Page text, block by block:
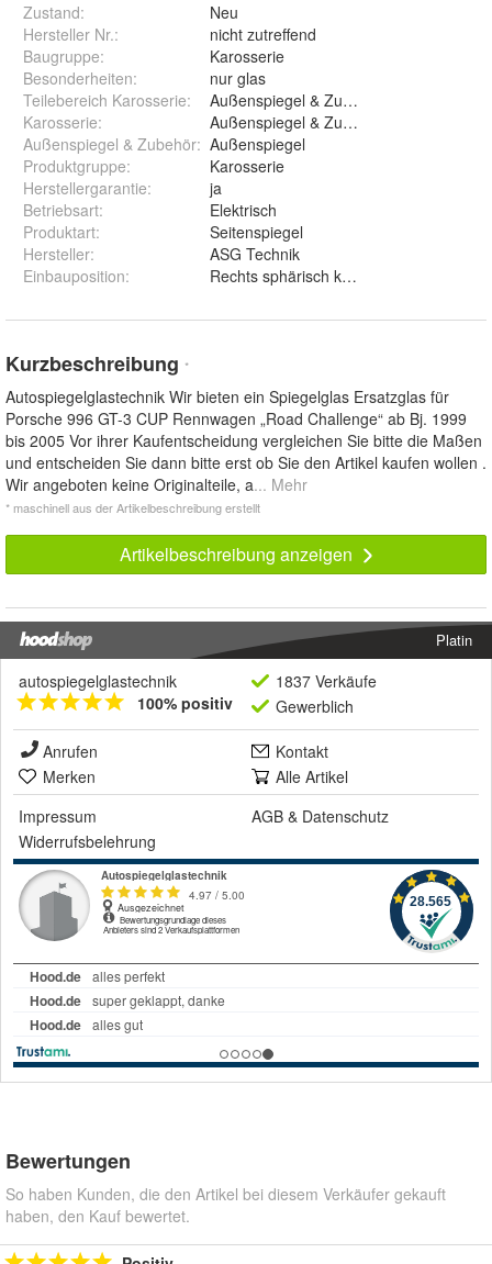
Zustand:
Neu
Hersteller Nr.:
nicht zutreffend
Baugruppe:
Karosserie
Besonderheiten:
nur glas
Teilebereich Karosserie:
Außenspiegel & Zubehör
Karosserie:
Außenspiegel & Zubehör
Außenspiegel & Zubehör: Außenspiegel
Produktgruppe:
Karosserie
Herstellergarantie:
ja
Betriebsart:
Elektrisch
Produktart:
Seitenspiegel
Hersteller:
ASG Technik
Einbauposition: Rechts sphärisch konvex
Kurzbeschreibung *
Autospiegelglastechnik Wir bieten ein Spiegelglas Ersatzglas für
Porsche 996 GT-3 CUP Rennwagen „Road Challenge“ ab Bj. 1999
bis 2005 Vor ihrer Kaufentscheidung vergleichen Sie bitte die Maßen
und entscheiden Sie dann bitte erst ob Sie den Artikel kaufen wollen .
Wir angeboten keine Originalteile, a... Mehr
* maschinell aus der Artikelbeschreibung erstellt
Artikelbeschreibung anzeigen
Platin
autospiegelglastechnik
100% positiv
1837 Verkäufe
Gewerblich
Anrufen
Kontakt
Merken
Alle Artikel
Impressum
AGB & Datenschutz
Widerrufsbelehrung
Bewertungen
So haben Kunden, die den Artikel bei diesem Verkäufer gekauft
haben, den Kauf bewertet.